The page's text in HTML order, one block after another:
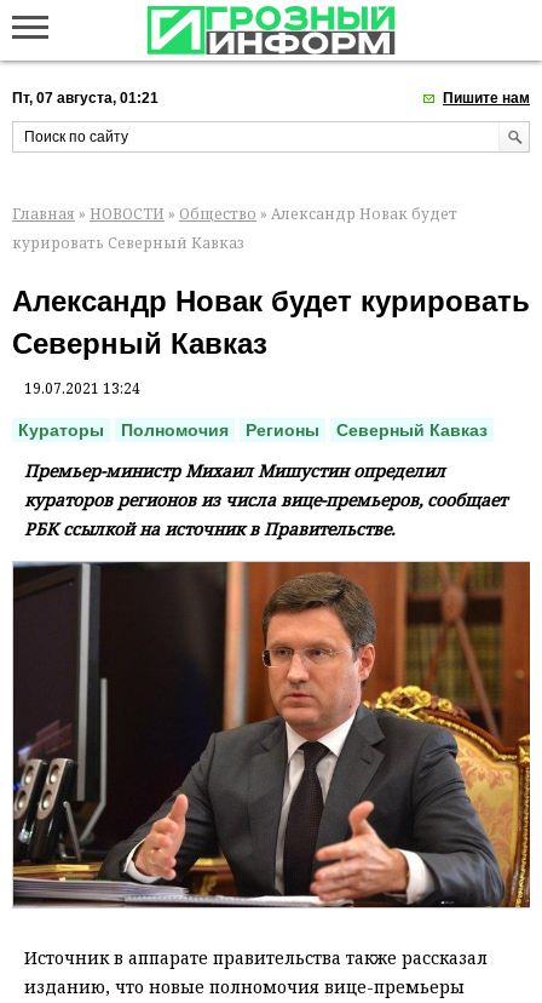
Пт, 07 августа, 01:21 Пишите нам
Главная » НОВОСТИ » Общество » Александр Новак будет
курировать Северный Кавказ
Александр Новак будет курировать
Северный Кавказ
19.07.2021 13:24
Кураторы Полномочия Регионы Северный Кавказ
Премьер-министр Михаил Мишустин определил
кураторов регионов из числа вице-премьеров, сообщает
РБК ссылкой на источник в Правительстве.
Источник в аппарате правительства также рассказал
изданию, что новые полномочия вице-премьеры